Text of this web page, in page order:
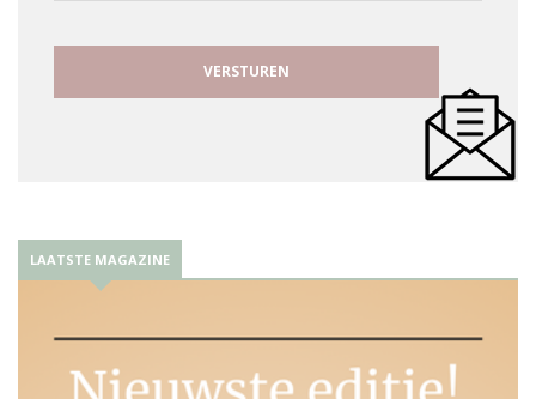
LAATSTE MAGAZINE